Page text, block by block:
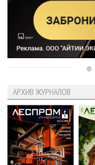
АРХИВ ЖУРНАЛОВ